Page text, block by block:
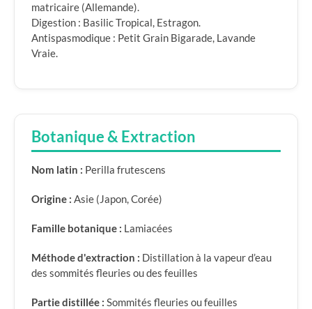
matricaire (Allemande).
Digestion : Basilic Tropical, Estragon.
Antispasmodique : Petit Grain Bigarade, Lavande
Vraie.
Botanique & Extraction
Nom latin : Perilla frutescens
Origine : Asie (Japon, Corée)
Famille botanique : Lamiacées
Méthode d'extraction : Distillation à la vapeur d’eau
des sommités fleuries ou des feuilles
Partie distillée : Sommités fleuries ou feuilles